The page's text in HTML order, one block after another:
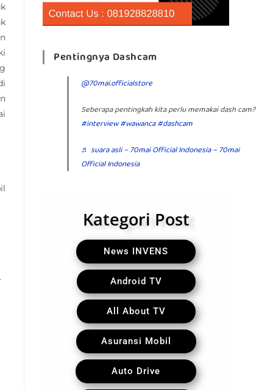
Pentingnya Dashcam
@70mai.officialstore
Seberapa pentingkah kita perlu memakai dash cam?
#interview#wawanca#dashcam
♬ suara asli – 70mai Official Indonesia – 70mai
Official Indonesia
Kategori Post
News INVENS
Android TV
All About TV
Asuransi Mobil
Auto Drive